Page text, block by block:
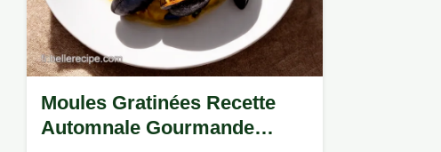
Moules Gratinées Recette
Automnale Gourmande